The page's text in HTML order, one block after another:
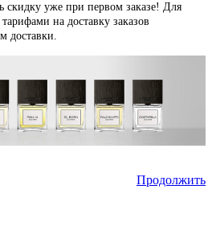
скидку уже при первом заказе! Для
на доставку заказов
доставки.
Продолжить